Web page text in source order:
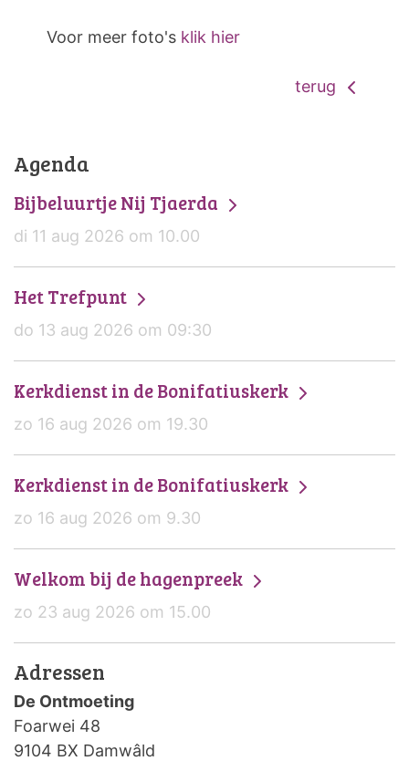
Voor meer foto's klik hier
terug
Agenda
Bijbeluurtje Nij Tjaerda
di 11 aug 2026 om 10.00
Het Trefpunt
do 13 aug 2026 om 09:30
Kerkdienst in de Bonifatiuskerk
zo 16 aug 2026 om 19.30
Kerkdienst in de Bonifatiuskerk
zo 16 aug 2026 om 9.30
Welkom bij de hagenpreek
zo 23 aug 2026 om 15.00
Adressen
De Ontmoeting
Foarwei 48
9104 BX Damwâld